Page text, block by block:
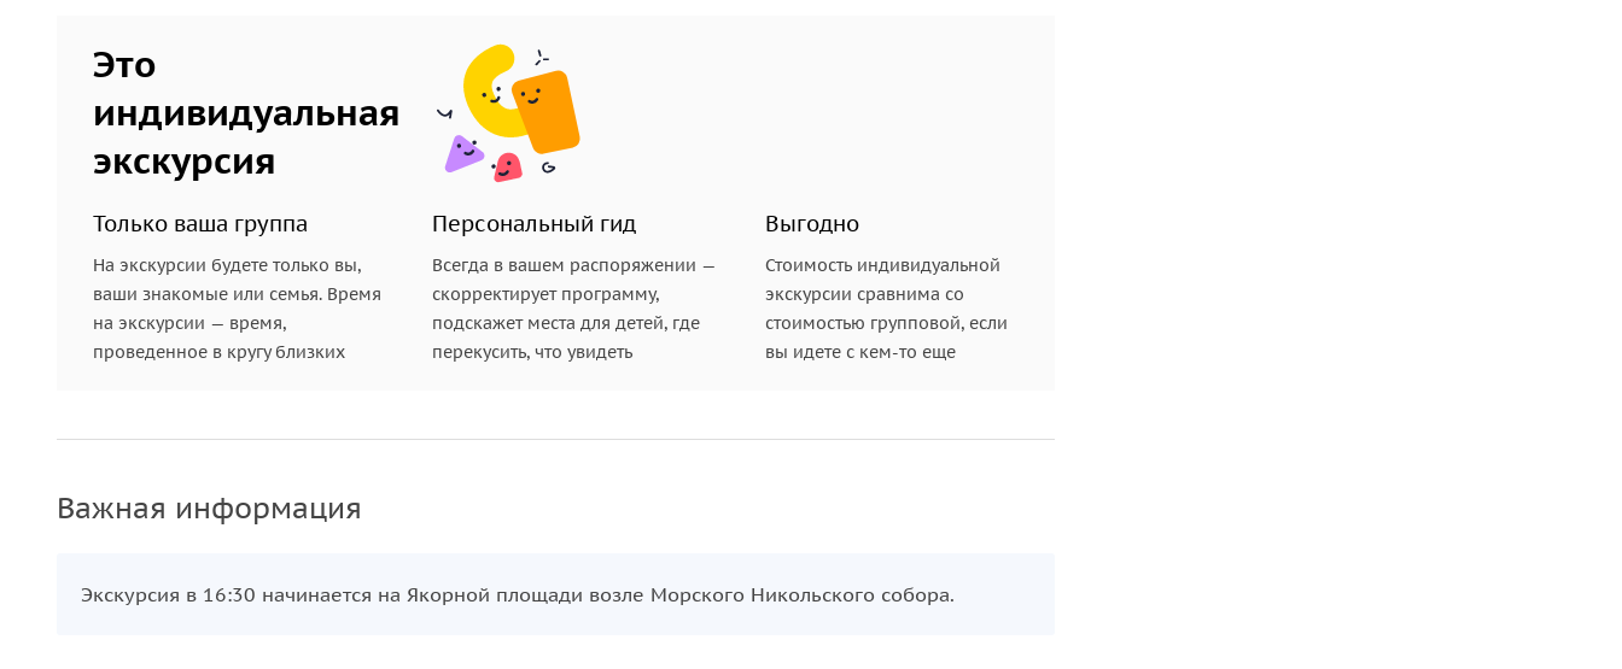
Это
индивидуальная
экскурсия
Только ваша группа
На экскурсии будете только вы,
ваши знакомые или семья. Время
на экскурсии — время,
проведенное в кругу близких
Персональный гид
Всегда в вашем распоряжении —
скорректирует программу,
подскажет места для детей, где
перекусить, что увидеть
Выгодно
Стоимость индивидуальной
экскурсии сравнима со
стоимостью групповой, если
вы идете с кем-то еще
Важная информация
Экскурсия в 16:30 начинается на Якорной площади возле Морского Никольского собора.